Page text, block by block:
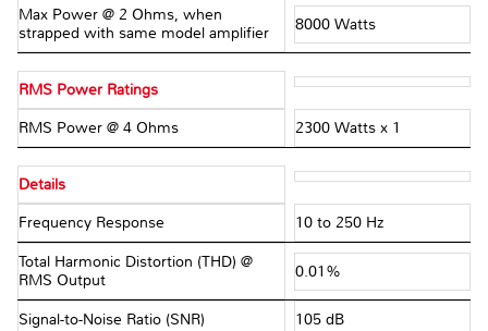
Max Power @ 2 Ohms, when
strapped with same model amplifier
8000 Watts
RMS Power Ratings
RMS Power @ 4 Ohms 2300 Watts x 1
Details
Frequency Response 10 to 250 Hz
Total Harmonic Distortion (THD) @
RMS Output
0.01%
Signal-to-Noise Ratio (SNR) 105 dB